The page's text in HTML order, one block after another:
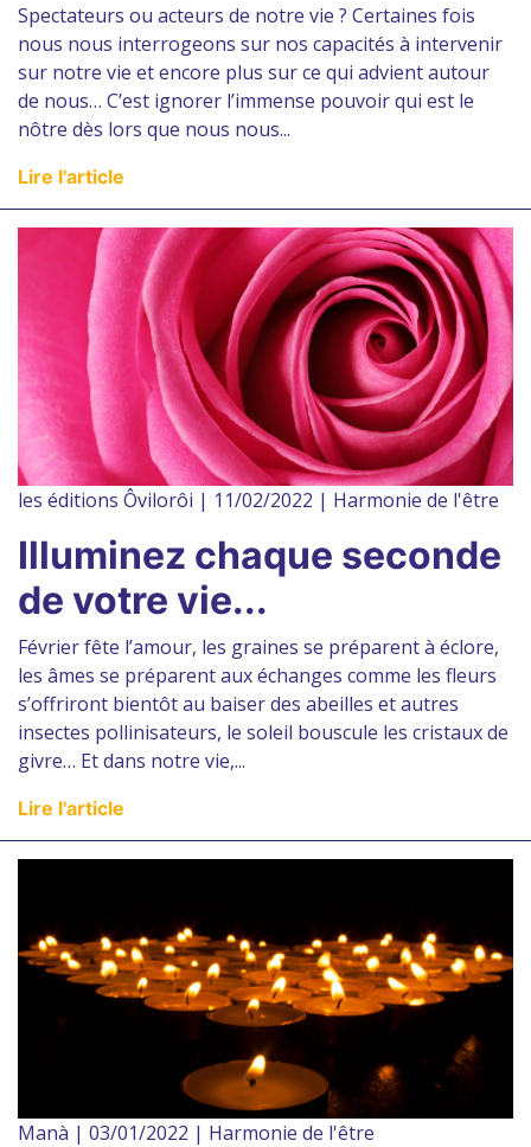
Spectateurs ou acteurs de notre vie ? Certaines fois
nous nous interrogeons sur nos capacités à intervenir
sur notre vie et encore plus sur ce qui advient autour
de nous… C’est ignorer l’immense pouvoir qui est le
nôtre dès lors que nous nous...
Lire l'article
les éditions Ôvilorôi | 11/02/2022 | Harmonie de l'être
Illuminez chaque seconde
de votre vie...
Février fête l’amour, les graines se préparent à éclore,
les âmes se préparent aux échanges comme les fleurs
s’offriront bientôt au baiser des abeilles et autres
insectes pollinisateurs, le soleil bouscule les cristaux de
givre… Et dans notre vie,...
Lire l'article
Manà | 03/01/2022 | Harmonie de l'être